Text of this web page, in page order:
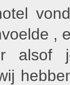
,
alsof